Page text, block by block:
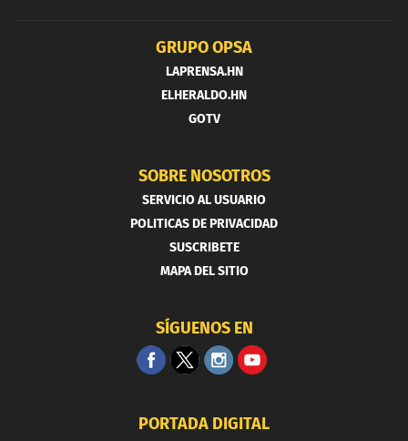
GRUPO OPSA
LAPRENSA.HN
ELHERALDO.HN
GOTV
SOBRE NOSOTROS
SERVICIO AL USUARIO
POLITICAS DE PRIVACIDAD
SUSCRIBETE
MAPA DEL SITIO
SÍGUENOS EN
PORTADA DIGITAL